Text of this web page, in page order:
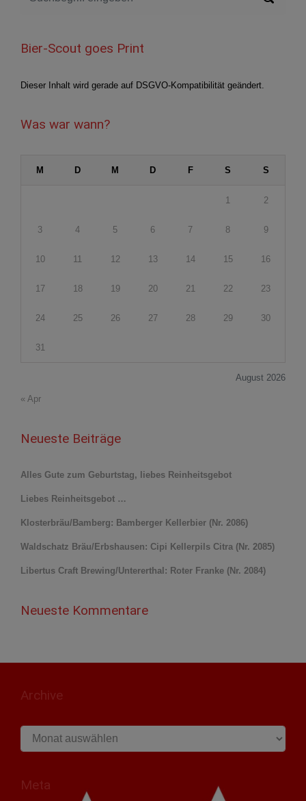
Bier-Scout goes Print
Dieser Inhalt wird gerade auf DSGVO-Kompatibilität geändert.
Was war wann?
August 2026
M D M D F S S
1 2
3 4 5 6 7 8 9
10 11 12 13 14 15 16
17 18 19 20 21 22 23
24 25 26 27 28 29 30
31
« Apr
Neueste Beiträge
Alles Gute zum Geburtstag, liebes Reinheitsgebot
Liebes Reinheitsgebot …
Klosterbräu/Bamberg: Bamberger Kellerbier (Nr. 2086)
Waldschatz Bräu/Erbshausen: Cipi Kellerpils Citra (Nr. 2085)
Libertus Craft Brewing/Untererthal: Roter Franke (Nr. 2084)
Neueste Kommentare
Archive
Archive
Meta